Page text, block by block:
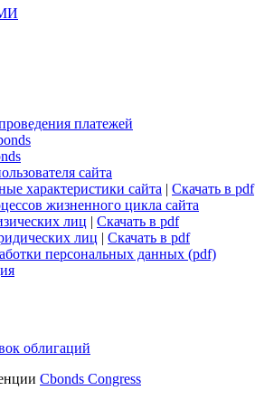
платежей
сайта
характеристики сайта|Скачать в pdf
жизненного цикла сайта
лиц
лиц